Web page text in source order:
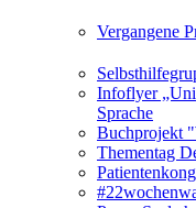
Vergangene
Infoflyer
Sprache
Buchprojekt
Thementag